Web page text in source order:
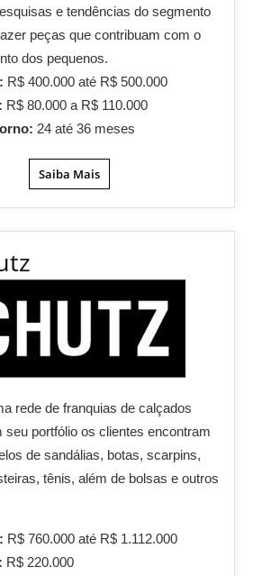
e tendências do segmento
peças que contribuam com o
dos pequenos.
R$ 400.000 até R$ 500.000
R$ 80.000 a R$ 110.000
24 até 36 meses
Saiba Mais
rede de franquias de calçados
seu portfólio os clientes encontram
de sandálias, botas, scarpins,
tênis, além de bolsas e outros
R$ 760.000 até R$ 1.112.000
R$ 220.000